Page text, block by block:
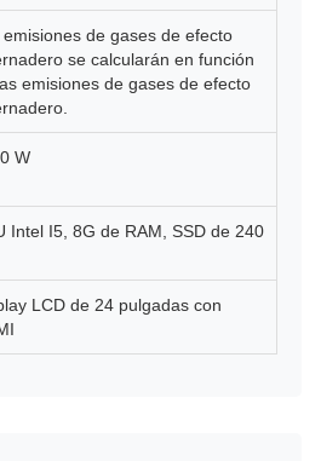
emisiones de gases de efecto
se calcularán en función
emisiones de gases de efecto
W
Intel I5, 8G de RAM, SSD de 240
LCD de 24 pulgadas con